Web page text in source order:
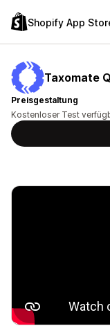
Shopify App
Taxomate
Preisgestaltung
Kostenloser Test